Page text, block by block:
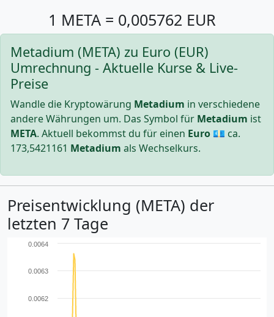
1 META = 0,005762 EUR
Metadium (META) zu Euro (EUR)
Umrechnung - Aktuelle Kurse & Live-
Preise
Wandle die Kryptowärung Metadium in verschiedene
andere Währungen um. Das Symbol für Metadium ist
META. Aktuell bekommst du für einen Euro 💶 ca.
173,5421161 Metadium als Wechselkurs.
Preisentwicklung (META) der
letzten 7 Tage
0.0062
0.0063
0.0064